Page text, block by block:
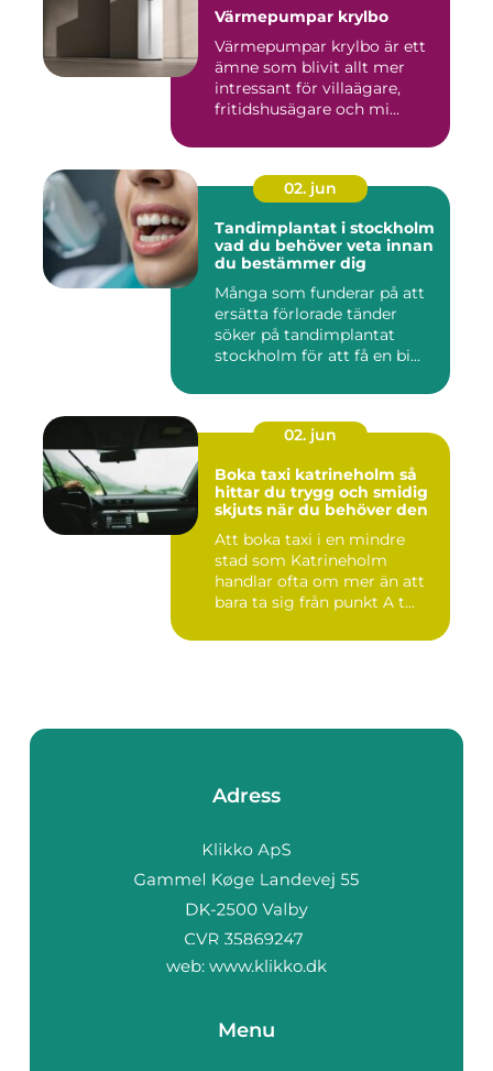
Värmepumpar krylbo
Värmepumpar krylbo är ett
ämne som blivit allt mer
intressant för villaägare,
fritidshusägare och mi...
02. jun
Tandimplantat i stockholm
vad du behöver veta innan
du bestämmer dig
Många som funderar på att
ersätta förlorade tänder
söker på tandimplantat
stockholm för att få en bi...
02. jun
Boka taxi katrineholm så
hittar du trygg och smidig
skjuts när du behöver den
Att boka taxi i en mindre
stad som Katrineholm
handlar ofta om mer än att
bara ta sig från punkt A t...
Adress
web: www.klikko.dk
Menu